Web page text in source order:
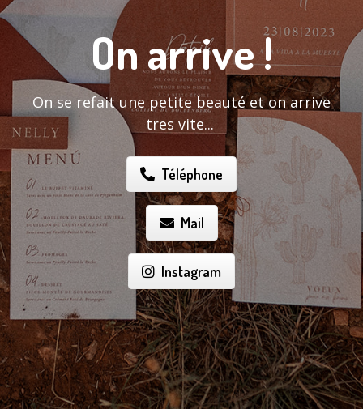
On arrive !
On se refait une petite beauté et on arrive
tres vite...
Téléphone
Mail
Instagram